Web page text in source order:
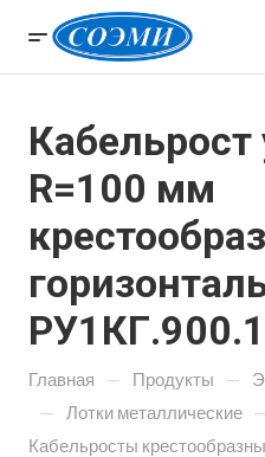
Кабельрост
R=100 мм
Главная — Продукты —
— Лотки металлические
Кабельросты